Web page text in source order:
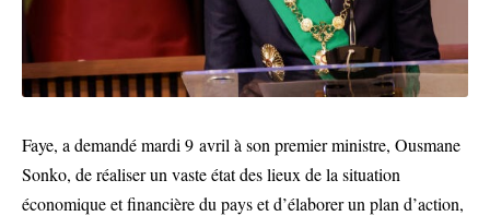
Faye, a demandé mardi 9 avril à son premier ministre, Ousmane
Sonko, de réaliser un vaste état des lieux de la situation
économique et financière du pays et d’élaborer un plan d’action,